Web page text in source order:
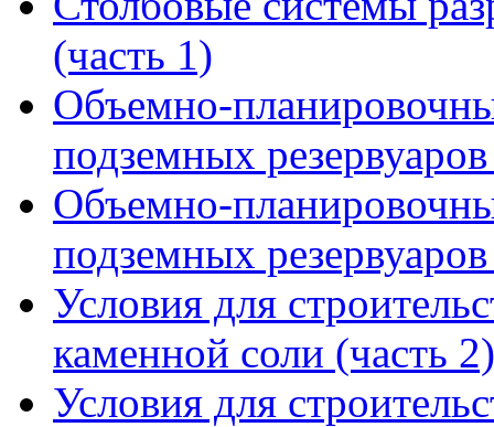
(часть 1)
Объемно-
подземных
Объемно-
подземных
Условия для
каменной соли (часть 2)
Условия для